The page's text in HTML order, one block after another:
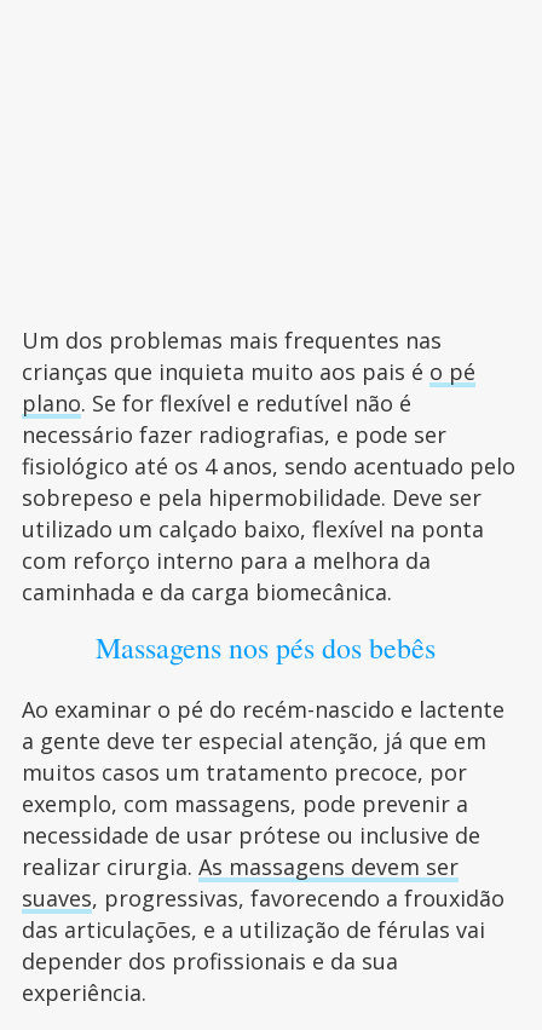
Um dos problemas mais frequentes nas
crianças que inquieta muito aos pais é o pé
plano. Se for flexível e redutível não é
necessário fazer radiografias, e pode ser
fisiológico até os 4 anos, sendo acentuado pelo
sobrepeso e pela hipermobilidade. Deve ser
utilizado um calçado baixo, flexível na ponta
com reforço interno para a melhora da
caminhada e da carga biomecânica.
Massagens nos pés dos bebês
Ao examinar o pé do recém-nascido e lactente
a gente deve ter especial atenção, já que em
muitos casos um tratamento precoce, por
exemplo, com massagens, pode prevenir a
necessidade de usar prótese ou inclusive de
realizar cirurgia. As massagens devem ser
suaves, progressivas, favorecendo a frouxidão
das articulações, e a utilização de férulas vai
depender dos profissionais e da sua
experiência.